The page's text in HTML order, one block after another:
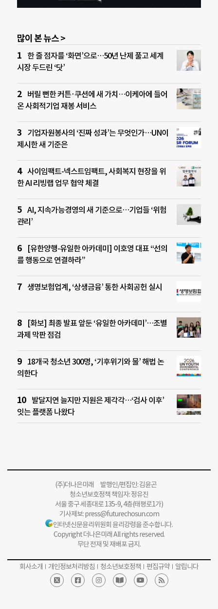
많이 본 뉴스 >
한 줄 점자를 ‘화면’으로…50년 난제 풀고 세계
시장 두드린 ‘닷’
버릴 뻔한 커튼·쿠션에 새 가치…이케아에 들어
온 사회적기업 재봉 서비스
기업자원봉사의 ‘진짜 성과’는 무엇인가…UN이
제시한 새 기준은
사이임팩트-넥스트임팩트, 사회복지 현장을 위
한 AI 리빙랩 업무 협약 체결
AI, 지속가능경영의 새 기준으로…기업들 ‘위험
관리’
[유한양행-유일한 아카데미] 이호영 대표 “선의
를 행동으로 연결하라”
생명보험업계, ‘상생금융’ 통한 사회공헌 실시
[화보] 최종 발표 앞둔 ‘유일한 아카데미’…조별
과제 막판 점검
18개국 청소년 300명, ‘기후위기와 물’ 해법 논
의한다
발달지연 늘지만 지원은 제각각…‘검사 이후’
잇는 플랫폼 나왔다
(주)더나은미래 발행인/편집인: 김윤곤
청소년보호정책 책임자: 정유진
서울 중구 세종대로 135-9, 4층(태평로1가)
기사제보:press@futurechosun.com
인터넷신문윤리위원회 윤리강령을 준수합니다.
Copyright 더나은미래 All rights reserved.
무단 전재 및 재배포 금지.
회사소개 개인정보처리방침 청소년보호정책 편집규약 알립니다